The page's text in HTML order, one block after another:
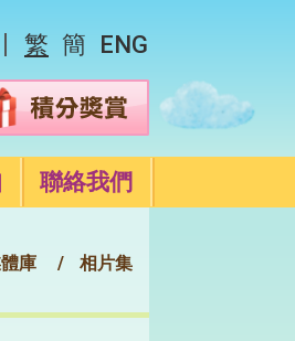
繁 簡 ENG
聯絡我們
庫 相片集